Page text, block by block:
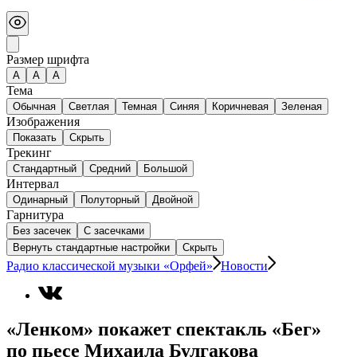
Размер шрифта
А A A
Тема
Обычная Светлая Темная Синяя Коричневая Зеленая
Изображения
Показать Скрыть
Трекинг
Стандартный Средний Большой
Интервал
Одинарный Полуторный Двойной
Гарнитура
Без засечек
С засечками
Вернуть стандартные настройки
Скрыть
Радио классической музыки «Орфей» Новости
«Ленком» покажет спектакль «Бег»
по пьесе Михаила Булгакова